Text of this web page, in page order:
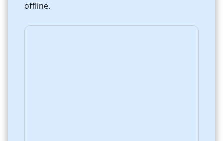
offline.